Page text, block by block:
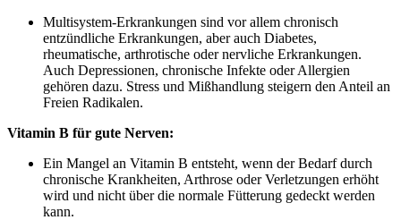
Multisystem-Erkrankungen sind vor allem chronisch
entzündliche Erkrankungen, aber auch Diabetes,
rheumatische, arthrotische oder nervliche Erkrankungen.
Auch Depressionen, chronische Infekte oder Allergien
gehören dazu. Stress und Mißhandlung steigern den Anteil an
Freien Radikalen.
Vitamin B für gute Nerven:
Ein Mangel an Vitamin B entsteht, wenn der Bedarf durch
chronische Krankheiten, Arthrose oder Verletzungen erhöht
wird und nicht über die normale Fütterung gedeckt werden
kann.